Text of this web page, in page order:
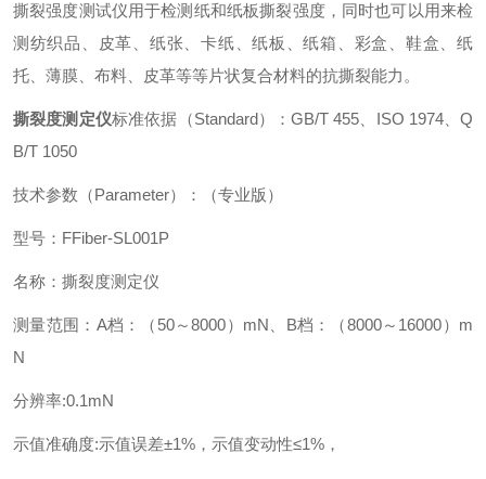
撕裂强度测试仪用于检测纸和纸板撕裂强度，同时也可以用来检
测纺织品、皮革、纸张、卡纸、纸板、纸箱、彩盒、鞋盒、纸
托、薄膜、布料、皮革等等片状复合材料的抗撕裂能力。
撕裂度测定仪标准依据（Standard）：GB/T 455、ISO 1974、Q
B/T 1050
技术参数（Parameter）：（专业版）
型号：FFiber-SL001P
名称：撕裂度测定仪
测量范围：A档：（50～8000）mN、B档：（8000～16000）m
N
分辨率:0.1mN
示值准确度:示值误差±1%，示值变动性≤1%，